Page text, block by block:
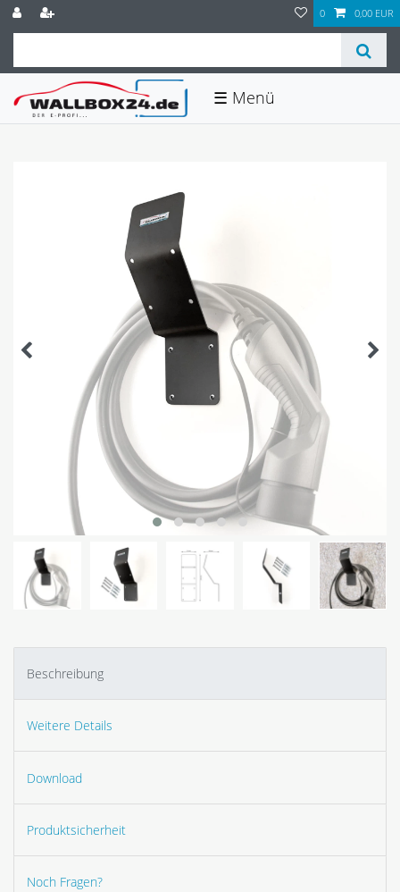
0 0,00 EUR
☰
Beschreibung
Weitere Details
Download
Produktsicherheit
Noch Fragen?